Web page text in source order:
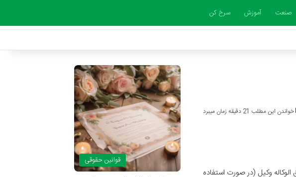
صنعت آموزش سرخ کن
خواندن این مطلب 21 دقیقه زمان میبرد
وکیل (در صورت استفاده
قوانین حقوقی